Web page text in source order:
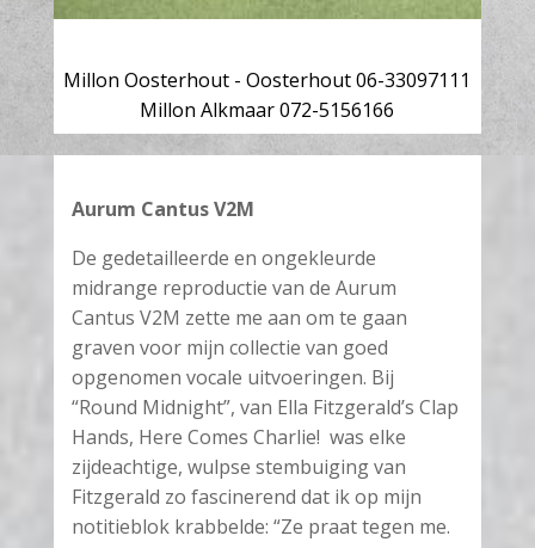
Millon Oosterhout - Oosterhout 06-33097111
Millon Alkmaar 072-5156166
Aurum Cantus V2M
De gedetailleerde en ongekleurde
midrange reproductie van de Aurum
Cantus V2M zette me aan om te gaan
graven voor mijn collectie van goed
opgenomen vocale uitvoeringen. Bij
“Round Midnight”, van Ella Fitzgerald’s Clap
Hands, Here Comes Charlie! was elke
zijdeachtige, wulpse stembuiging van
Fitzgerald zo fascinerend dat ik op mijn
notitieblok krabbelde: “Ze praat tegen me.